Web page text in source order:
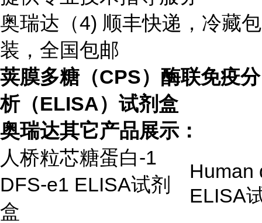
奥瑞达（4) 顺丰快递，冷藏包
装，全国包邮
荚膜多糖（CPS）酶联免疫分
析（ELISA）试剂盒
奥瑞达其它产品展示：
人桥粒芯糖蛋白-1
DFS-e1 ELISA试剂
盒
Human
ELISA